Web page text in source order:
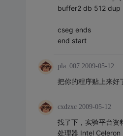
buffer2 db 512 dup
cseg ends
end start
pla_007 2009-05-12
把你的程序贴上来好
cxdzxc 2009-05-12
找了下，实验平台资
处理器 Intel Celeron